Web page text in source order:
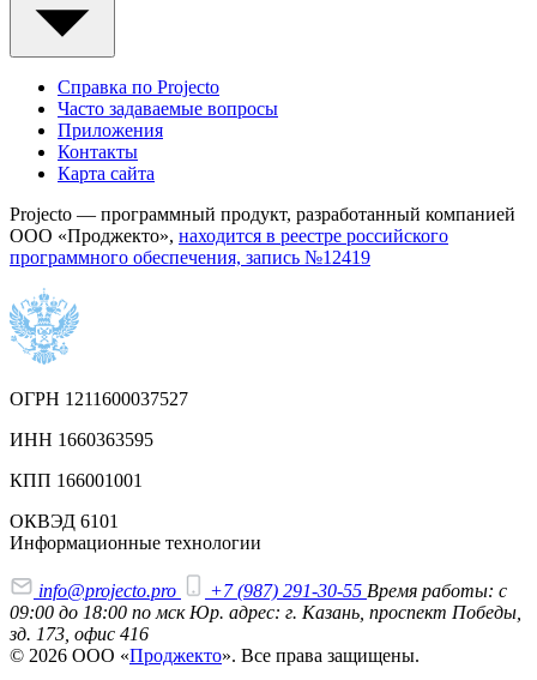
Справка по Projecto
Часто задаваемые вопросы
Приложения
Контакты
Карта сайта
Projecto — программный продукт, разработанный компанией
ООО «Проджекто», находится в реестре российского
программного обеспечения, запись №12419
ОГРН 1211600037527
ИНН 1660363595
КПП 166001001
ОКВЭД 6101
Информационные технологии
info@projecto.pro +7 (987) 291-30-55 Время работы: с
09:00 до 18:00 по мск Юр. адрес: г. Казань, проспект Победы,
зд. 173, офис 416
© 2026 ООО «Проджекто». Все права защищены.